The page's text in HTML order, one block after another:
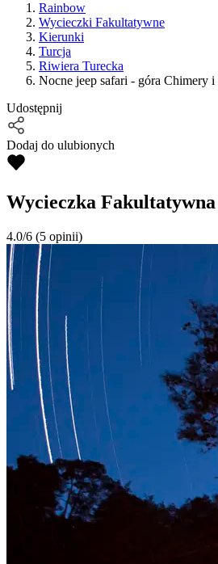
Rainbow
Wycieczki Fakultatywne
Kierunki
Turcja
Riwiera Turecka
Nocne jeep safari - góra Chimery i
Udostępnij
Dodaj do ulubionych
Wycieczka Fakultatywna
4.0/6 (5 opinii)